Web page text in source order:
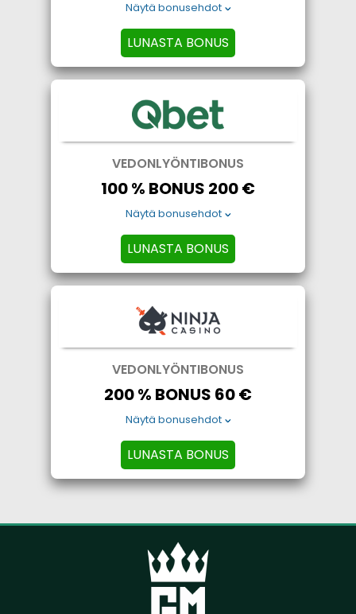
Näytä bonusehdot
LUNASTA BONUS
VEDONLYÖNTIBONUS
100 % BONUS 200 €
Näytä bonusehdot
LUNASTA BONUS
VEDONLYÖNTIBONUS
200 % BONUS 60 €
Näytä bonusehdot
LUNASTA BONUS